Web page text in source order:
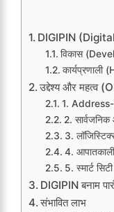
DIGIPIN
विकास
उद्देश्य और
1. Address-
2.
3.
4.
5. स्मार्ट
DIGIPIN बनाम
संभावित लाभ